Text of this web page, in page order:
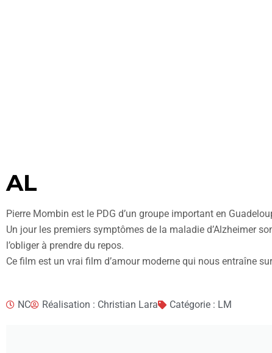
AL
Pierre Mombin est le PDG d’un groupe important en
Un jour les premiers symptômes de la maladie d’Alzheimer
l’obliger à prendre du repos.
Ce film est un vrai film d’amour moderne qui nous entraîne
NC Réalisation : Christian Lara Catégorie : LM